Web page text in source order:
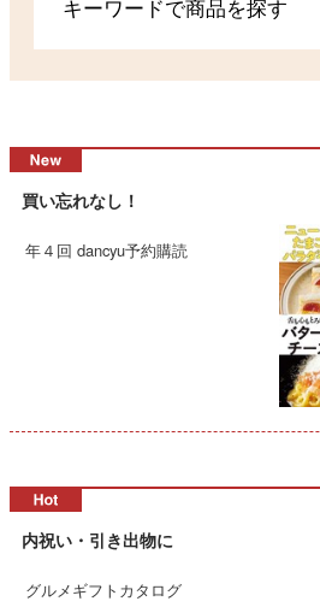
買い忘れなし！
年４回 dancyu予約購読
内祝い・引き出物に
グルメギフトカタログ